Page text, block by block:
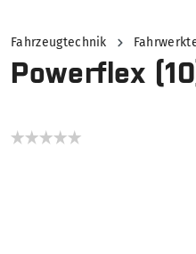
Fahrzeugtechnik
Powerflex